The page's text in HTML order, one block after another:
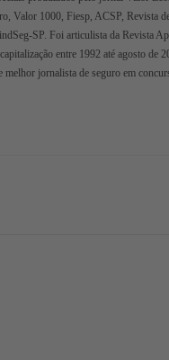
Valor 1000, Fiesp, ACSP, Revista
SP. Foi articulista da Revista
entre 1992 até agosto de
jornalista de seguro em